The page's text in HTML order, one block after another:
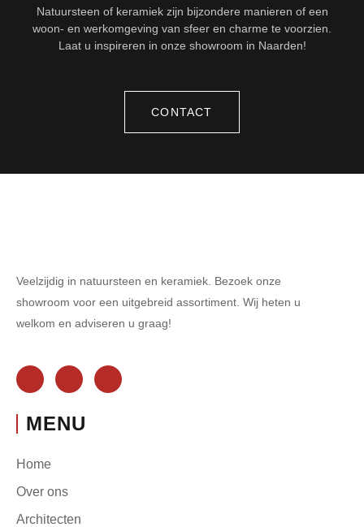
Natuursteen of keramiek zijn bijzondere manieren of een
woon- en werkomgeving van sfeer en charme te voorzien.
Laat u inspireren in onze showroom in Naarden!
CONTACT
Veelzijdig in natuursteen en keramiek. Bezoek onze
showroom voor een uitgebreid assortiment. Wij heten u
welkom en adviseren u graag!
MENU
Home
Over ons
Architecten